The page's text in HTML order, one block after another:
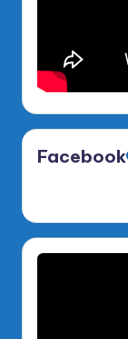
Facebook